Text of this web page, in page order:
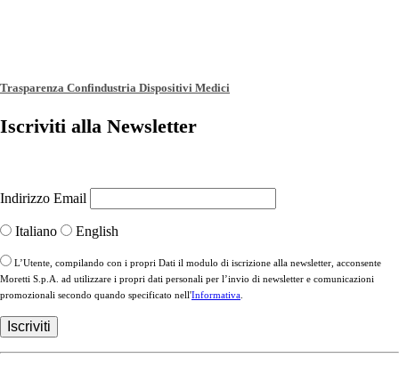
Trasparenza Confindustria Dispositivi Medici
Iscriviti alla Newsletter
Indirizzo Email
Italiano English
L’Utente, compilando con i propri Dati il modulo di iscrizione alla newsletter, acconsente
Moretti S.p.A. ad utilizzare i propri dati personali per l’invio di newsletter e comunicazioni
promozionali secondo quando specificato nell'Informativa